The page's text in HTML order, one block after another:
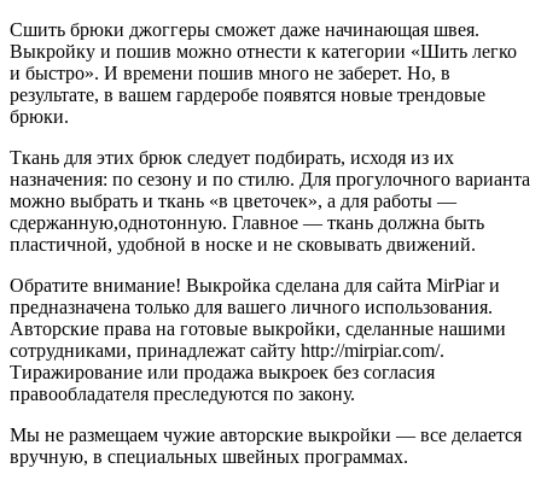
Сшить брюки джоггеры сможет даже начинающая швея.
Выкройку и пошив можно отнести к категории «Шить легко
и быстро». И времени пошив много не заберет. Но, в
результате, в вашем гардеробе появятся новые трендовые
брюки.
Ткань для этих брюк следует подбирать, исходя из их
назначения: по сезону и по стилю. Для прогулочного варианта
можно выбрать и ткань «в цветочек», а для работы —
сдержанную,однотонную. Главное — ткань должна быть
пластичной, удобной в носке и не сковывать движений.
Обратите внимание! Выкройка сделана для сайта MirPiar и
предназначена только для вашего личного использования.
Авторские права на готовые выкройки, сделанные нашими
сотрудниками, принадлежат сайту http://mirpiar.com/.
Тиражирование или продажа выкроек без согласия
правообладателя преследуются по закону.
Мы не размещаем чужие авторские выкройки — все делается
вручную, в специальных швейных программах.